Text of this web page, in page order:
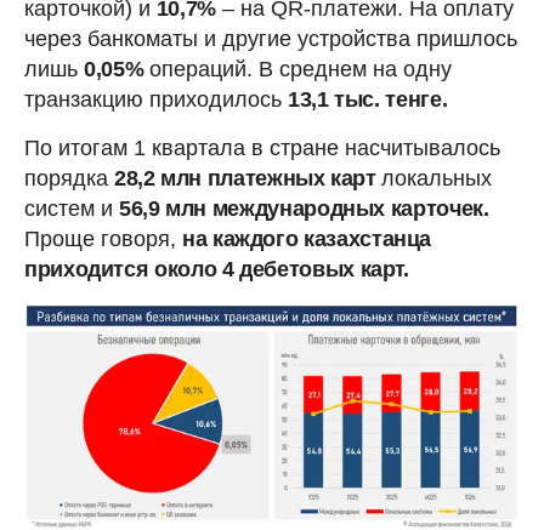
карточкой) и 10,7%– на QR-платежи. На оплату
через банкоматы и другие устройства пришлось
лишь 0,05%операций. В среднем на одну
транзакцию приходилось 13,1 тыс. тенге.
По итогам 1 квартала в стране насчитывалось
порядка 28,2 млн платежных картлокальных
систем и 56,9 млн международных карточек.
Проще говоря, на каждого казахстанца
приходится около 4 дебетовых карт.